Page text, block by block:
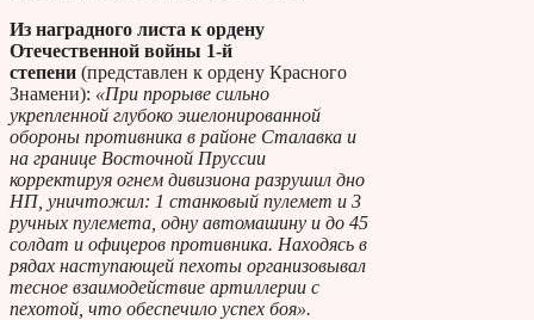
Из наградного листа к ордену
Отечественной войны 1-й
степени (представлен к ордену Красного
Знамени): «При прорыве сильно
укрепленной глубоко эшелонированной
обороны противника в районе Сталавка и
на границе Восточной Пруссии
корректируя огнем дивизиона разрушил дно
НП, уничтожил: 1 станковый пулемет и 3
ручных пулемета, одну автомашину и до 45
солдат и офицеров противника. Находясь в
рядах наступающей пехоты организовывал
тесное взаимодействие артиллерии с
пехотой, что обеспечило успех боя».